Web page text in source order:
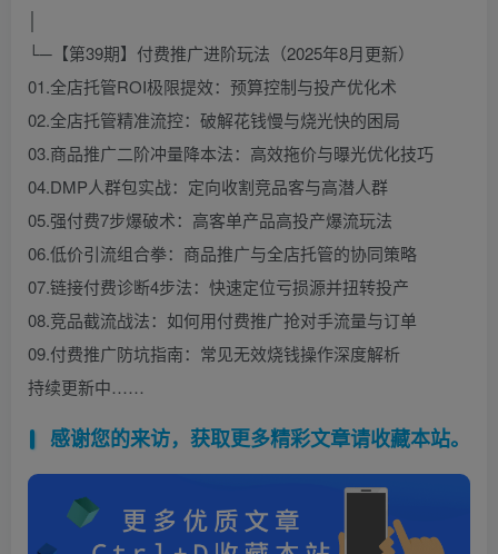
└─【第39期】付费推广进阶玩法（2025年8月更新）
01.全店托管ROI极限提效：预算控制与投产优化术
02.全店托管精准流控：破解花钱慢与烧光快的困局
03.商品推广二阶冲量降本法：高效拖价与曝光优化技巧
04.DMP人群包实战：定向收割竞品客与高潜人群
05.强付费7步爆破术：高客单产品高投产爆流玩法
06.低价引流组合拳：商品推广与全店托管的协同策略
07.链接付费诊断4步法：快速定位亏损源并扭转投产
08.竞品截流战法：如何用付费推广抢对手流量与订单
09.付费推广防坑指南：常见无效烧钱操作深度解析
持续更新中……
感谢您的来访，获取更多精彩文章请收藏本站。